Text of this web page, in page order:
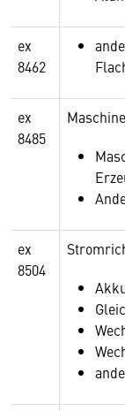
ex
8462
ex
8485
ex
8504